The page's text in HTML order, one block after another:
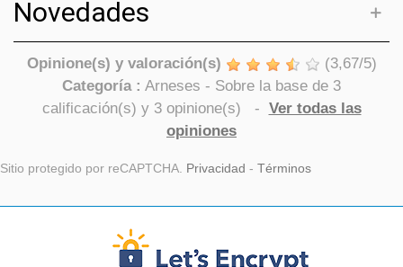
Novedades
Opinione(s) y valoración(s) (3,67/5)
Categoría : Arneses - Sobre la base de 3
calificación(s) y 3opinione(s) - Ver todas las
opiniones
Sitio protegido por reCAPTCHA. Privacidad - Términos